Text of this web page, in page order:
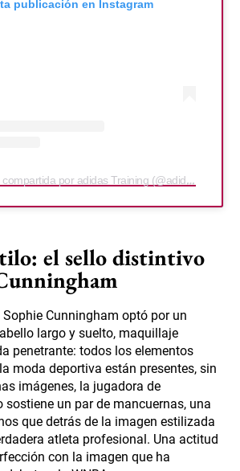
publicación en Instagram
Una publicación compartida por adidas Training (@adidastraining)
el sello distintivo
Cunningham optó por un
largo y suelto, maquillaje
penetrante: todos los elementos
moda deportiva están presentes, sin
imágenes, la jugadora de
un par de mancuernas, una
que detrás de la imagen estilizada
atleta profesional. Una actitud
con la imagen que ha